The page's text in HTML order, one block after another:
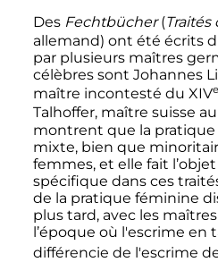
Des Fechtbücher(Traités
allemand) ont été écrits
par plusieurs maîtres
célèbres sont Johannes
maître incontesté du XIVe
Talhoffer, maître suisse au
montrent que la pratique
mixte, bien que
femmes, et elle fait
spécifique dans ces
de la pratique féminine
plus tard, avec les maîtres
l’époque où l'escrime en
différencie de l'escrime